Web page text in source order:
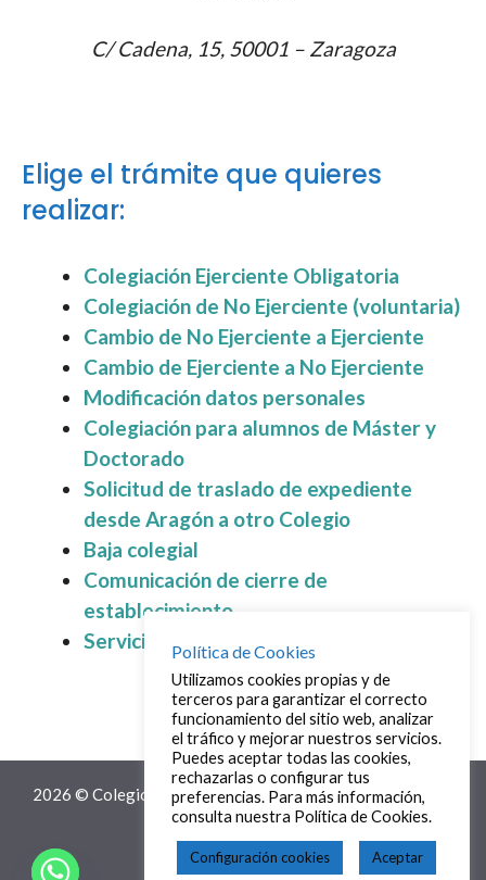
C/ Cadena, 15, 50001 – Zaragoza
Elige el trámite que quieres
realizar:
Colegiación Ejerciente Obligatoria
Colegiación de No Ejerciente (voluntaria)
Cambio de No Ejerciente a Ejerciente
Cambio de Ejerciente a No Ejerciente
Modificación datos personales
Colegiación para alumnos de Máster y
Doctorado
Solicitud de traslado de expediente
desde Aragón a otro Colegio
Baja colegial
Comunicación de cierre de
establecimiento
Servicios ópticos específicos
2026 © Colegio Profesional de Ópticos-Optometristas de
Aragón
Política de cookies
Política de privacidad
Política de Cookies
Utilizamos cookies propias y de
terceros para garantizar el correcto
funcionamiento del sitio web, analizar
el tráfico y mejorar nuestros servicios.
Puedes aceptar todas las cookies,
rechazarlas o configurar tus
preferencias. Para más información,
consulta nuestra Política de Cookies.
Configuración cookies Aceptar